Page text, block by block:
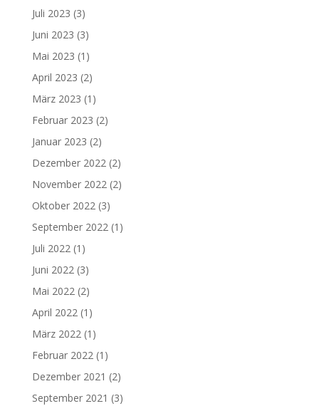
Juli 2023 (3)
Juni 2023 (3)
Mai 2023 (1)
April 2023 (2)
März 2023 (1)
Februar 2023 (2)
Januar 2023 (2)
Dezember 2022(2)
November 2022(2)
Oktober 2022(3)
September 2022(1)
Juli 2022(1)
Juni 2022(3)
Mai 2022(2)
April 2022(1)
März 2022(1)
Februar 2022(1)
Dezember 2021 (2)
September 2021 (3)